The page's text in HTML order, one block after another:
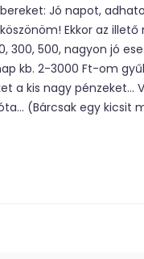
Jó napot,
Ekkor az
300, 500, nagyon jó
kb. 2-3000 Ft-om
a kis nagy pénzeket…
(Bárcsak egy kicsit